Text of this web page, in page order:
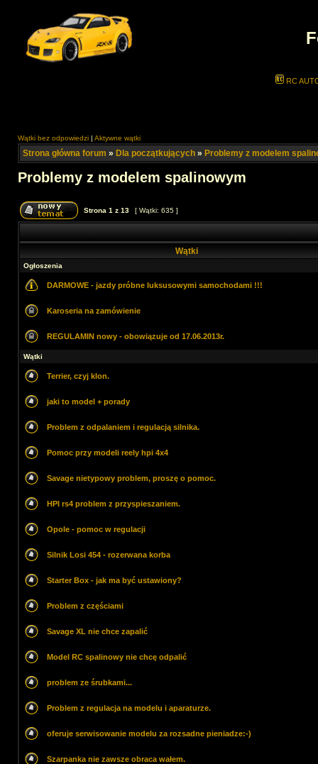
RC
Wątki bez odpowiedzi | Aktywne wątki
Strona główna forum » Dla początkujących » Problemy z modelem
Problemy z modelem spalinowym
Strona 1 z 13 [ Wątki: 635 ]
Wątki
Ogłoszenia
DARMOWE - jazdy próbne luksusowymi samochodami !!!
Karoseria na zamówienie
REGULAMIN nowy - obowiązuje od 17.06.2013r.
Wątki
Terrier, czyj klon.
jaki to model + porady
Problem z odpalaniem i regulacją silnika.
Pomoc przy modeli reely hpi 4x4
Savage nietypowy problem, proszę o pomoc.
HPI rs4 problem z przyspieszaniem.
Opole - pomoc w regulacji
Silnik Losi 454 - rozerwana korba
Starter Box - jak ma być ustawiony?
Problem z częściami
Savage XL nie chce zapalić
Model RC spalinowy nie chcę odpalić
problem ze śrubkami...
Problem z regulacja na modelu i aparaturze.
oferuje serwisowanie modelu za rozsadne pieniadze:-)
Szarpanka nie zawsze obraca wałem.